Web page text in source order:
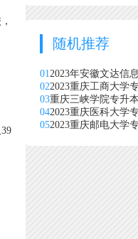
随机推荐
012023年安徽文达信
022023重庆工商大学
03重庆三峡学院专升
042023重庆医科大学
052023重庆邮电大学